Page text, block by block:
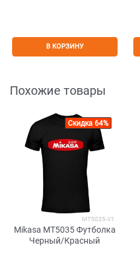
В КОРЗИНУ
Похожие товары
Скидка 64%
MT5035-V1
Mikasa MT5035 Футболка
Черный/Красный